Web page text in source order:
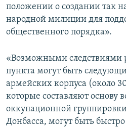
положении о создании так
народной милиции для
общественного порядка».
«Возможными следствиями
пункта могут быть
армейских корпуса (около
которые составляют основу
оккупационной
Донбасса, могут быть